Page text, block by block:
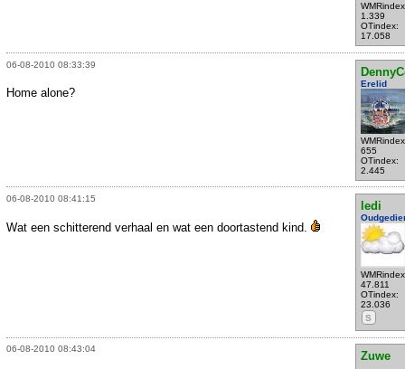
1.339
OTindex:
17.058
06-08-2010 08:33:39
Erelid
655
OTindex:
2.445
Home alone?
06-08-2010 08:41:15
ledi
47.811
OTindex:
23.036
S
Wat een schitterend verhaal en wat een doortastend kind.
06-08-2010 08:43:04
Zuwe